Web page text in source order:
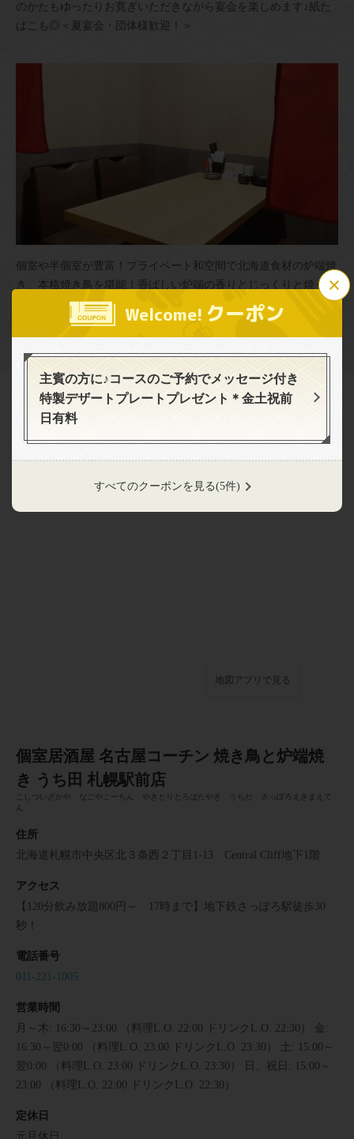
Welcome! クーポン
主賓の方に♪コースのご予約でメッセージ付き
特製デザートプレートプレゼント＊金土祝前
日有料
すべてのクーポンを見る(5件)
のかたもゆったりお寛ぎいただきながら宴会を楽しめます♪紙た
ばこも◎＜夏宴会・団体様歓迎！＞
個室や半個室が豊富！プライベート和空間で北海道食材の炉端焼
き、本格焼き鳥を堪能！香ばしい炉端の香りとじっくりと焼くこ
とで凝縮された旨味を心ゆくまでお楽しみください♪＜夏宴会・
団体様歓迎！＞
アクセス
地図アプリで見る
個室居酒屋 名古屋コーチン 焼き鳥と炉端焼
き うち田 札幌駅前店
こしついざかや なごやこーちん やきとりとろばたやき うちだ さっぽろえきまえて
ん
住所
北海道札幌市中央区北３条西２丁目1-13 Central Cliff地下1階
アクセス
【120分飲み放題800円～ 17時まで】地下鉄さっぽろ駅徒歩30
秒！
電話番号
011-221-1005
営業時間
月～木: 16:30～23:00 （料理L.O. 22:00 ドリンクL.O. 22:30） 金:
16:30～翌0:00 （料理L.O. 23:00 ドリンクL.O. 23:30） 土: 15:00～
翌0:00 （料理L.O. 23:00 ドリンクL.O. 23:30） 日、祝日: 15:00～
23:00 （料理L.O. 22:00 ドリンクL.O. 22:30）
定休日
元旦休日
この店舗情報をシェアする
個室居酒屋 名古屋コーチン 焼き鳥と炉端焼き うち田 札幌
https://akr1388272533.owst.jp/
お店情報をコピー
閉じる